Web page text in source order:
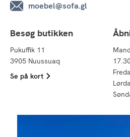
moebel@sofa.gl
Besøg butikken
Pukuffik 11
3905 Nuussuaq
Se på kort